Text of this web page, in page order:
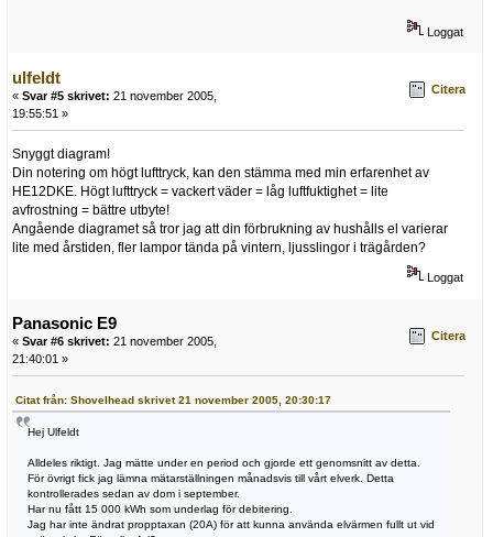
Loggat
ulfeldt
« Svar #5 skrivet: 21 november 2005,
19:55:51 »
Citera
Snyggt diagram!
Din notering om högt lufttryck, kan den stämma med min erfarenhet av
HE12DKE. Högt lufttryck = vackert väder = låg luftfuktighet = lite
avfrostning = bättre utbyte!
Angående diagramet så tror jag att din förbrukning av hushålls el varierar
lite med årstiden, fler lampor tända på vintern, ljusslingor i trägården?
Loggat
Panasonic E9
« Svar #6 skrivet: 21 november 2005,
21:40:01 »
Citera
Citat från: Shovelhead skrivet 21 november 2005, 20:30:17
Hej Ulfeldt
Alldeles riktigt. Jag mätte under en period och gjorde ett genomsnitt av detta.
För övrigt fick jag lämna mätarställningen månadsvis till vårt elverk. Detta
kontrollerades sedan av dom i september.
Har nu fått 15 000 kWh som underlag för debitering.
Jag har inte ändrat propptaxan (20A) för att kunna använda elvärmen fullt ut vid